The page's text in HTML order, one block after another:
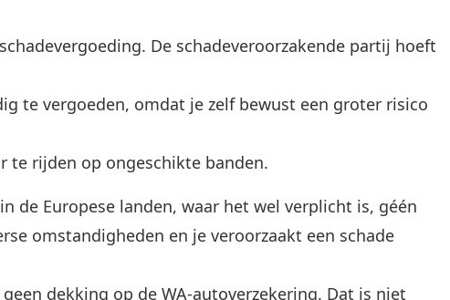
De schadeveroorzakende partij hoeft
te vergoeden, omdat je zelf bewust een groter risico
te rijden op ongeschikte banden.
de Europese landen, waar het wel verplicht is, géén
omstandigheden en je veroorzaakt een schade
dekking op de WA-autoverzekering. Dat is niet